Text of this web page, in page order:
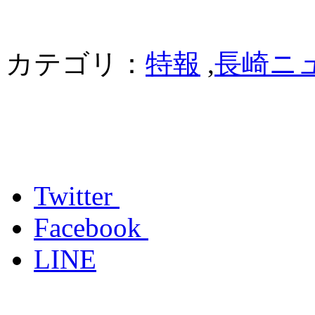
カテゴリ： 特報 ,長崎ニ
Twitter
Facebook
LINE